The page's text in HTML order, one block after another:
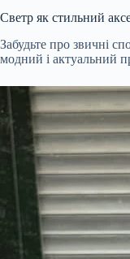
Светр як стильний
Забудьте про звичні
модний і актуальний